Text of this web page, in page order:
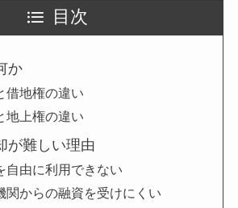
目次
か
借地権の違い
地上権の違い
が難しい理由
自由に利用できない
関からの融資を受けにくい